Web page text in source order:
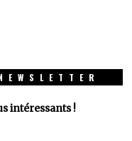
intéressants !